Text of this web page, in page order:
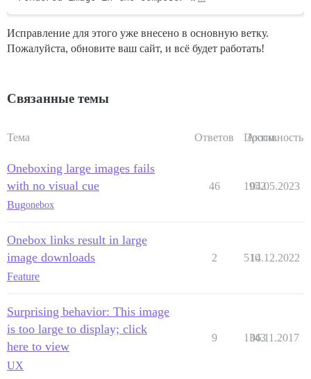
Исправление для этого уже внесено в основную ветку.
Пожалуйста, обновите ваш сайт, и всё будет работать!
Связанные темы
Тема Ответов Просм.
Активность
Oneboxing large images fails
with no visual cue
Bugonebox
46 1952
04.05.2023
Onebox links result in large
image downloads
Feature
2 510
14.12.2022
Surprising behavior: This image
is too large to display; click
here to view
UX
9 1343
06.11.2017